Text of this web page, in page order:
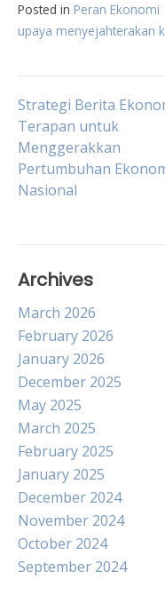
Posted in Peran Ekonomi
upaya menyejahterakan
Post
Strategi Berita
Terapan untuk
Menggerakkan
Pertumbuhan
Nasional
Archives
March 2026
February 2026
January 2026
December 2025
May 2025
March 2025
February 2025
January 2025
December 2024
November 2024
October 2024
September 2024